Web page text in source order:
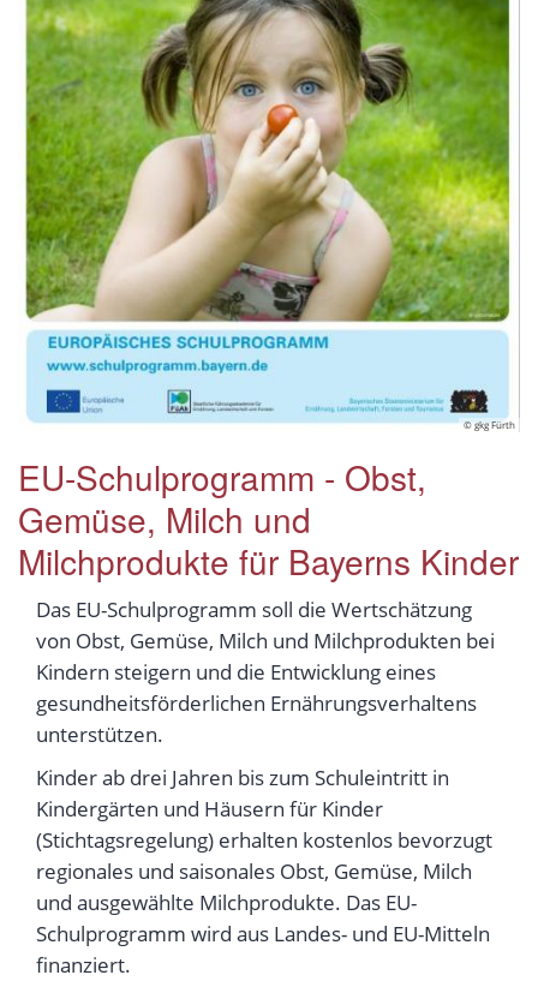
© gkg Fürth
EU-Schulprogramm - Obst,
Gemüse, Milch und
Milchprodukte für Bayerns Kinder
Das EU-Schulprogramm soll die Wertschätzung
von Obst, Gemüse, Milch und Milchprodukten bei
Kindern steigern und die Entwicklung eines
gesundheitsförderlichen Ernährungsverhaltens
unterstützen.
Kinder ab drei Jahren bis zum Schuleintritt in
Kindergärten und Häusern für Kinder
(Stichtagsregelung) erhalten kostenlos bevorzugt
regionales und saisonales Obst, Gemüse, Milch
und ausgewählte Milchprodukte. Das EU-
Schulprogramm wird aus Landes- und EU-Mitteln
finanziert.